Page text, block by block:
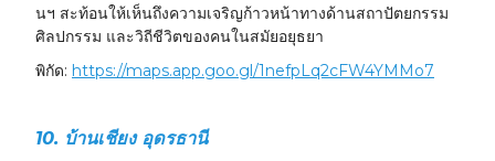
นฯ สะท้อนให้เห็นถึงความเจริญก้าวหน้าทางด้านสถาปัตยกรรม
ศิลปกรรม และวิถีชีวิตของคนในสมัยอยุธยา
พิกัด: https://maps.app.goo.gl/1nefpLq2cFW4YMMo7
10. บ้านเชียง อุดรธานี